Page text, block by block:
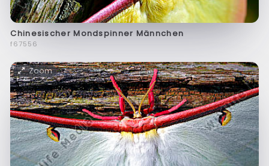
Chinesischer Mondspinner Männchen
f67556
Zoom